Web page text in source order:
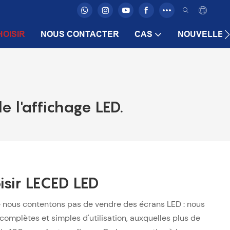
NOUS CONTACTER CAS NOUVELLES
l'affichage LED.
LECED LED
nous contentons pas de vendre des écrans LED : nous
et simples d'utilisation, auxquelles plus de